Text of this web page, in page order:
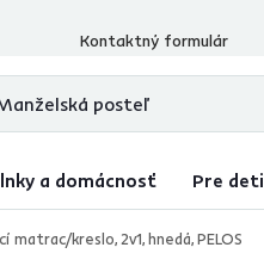
Kontaktný formulár
a domácnosť Pre deti
matrac/kreslo, 2v1, hnedá, PELOS